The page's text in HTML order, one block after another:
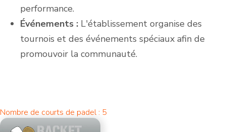
performance.
Événements : L'établissement organise des
tournois et des événements spéciaux afin de
promouvoir la communauté.
Nombre de courts de padel : 5